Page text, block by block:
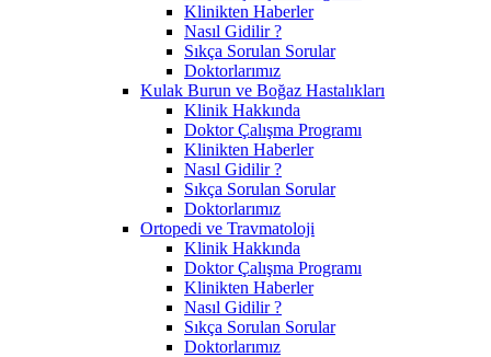
Klinikten Haberler
Nasıl Gidilir ?
Sıkça Sorulan Sorular
Doktorlarımız
Kulak Burun ve Boğaz Hastalıkları
Klinik Hakkında
Doktor Çalışma Programı
Klinikten Haberler
Nasıl Gidilir ?
Sıkça Sorulan Sorular
Doktorlarımız
Ortopedi ve Travmatoloji
Klinik Hakkında
Doktor Çalışma Programı
Klinikten Haberler
Nasıl Gidilir ?
Sıkça Sorulan Sorular
Doktorlarımız